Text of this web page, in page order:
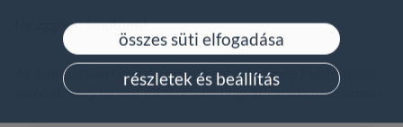
Az 'összes süti elfogadása' lehetőségre kattintva a
sütiket és adatokat a következőkre is
felhasználjuk:
Szolgáltatásaink fejlesztése és javítása
összes süti elfogadása
részletek és beállítás
Ne aggódj! Segítünk!
Az alábbiakban bemutatjuk, miként előzd meg a potenciális
károkat, vagy ha már megtörtént, hogyan csökkentsd azokat.